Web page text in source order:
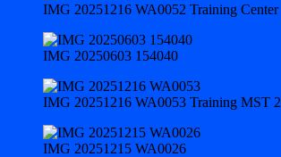
IMG 20251216 WA0052 Training Center
IMG 20250603 154040
IMG 20251216 WA0053 Training MST 2
IMG 20251215 WA0026